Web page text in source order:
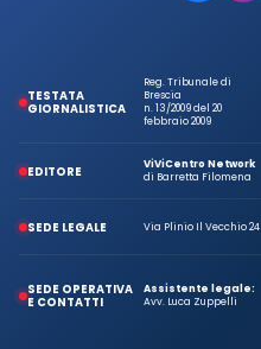
TESTATA
GIORNALISTICA
Reg. Tribunale di
Brescia
n. 13/2009 del 20
febbraio 2009
EDITORE
ViViCentro Network
di Barretta Filomena
SEDE LEGALE Via Plinio Il Vecchio 24
SEDE OPERATIVA
E CONTATTI
Assistente legale:
Avv. Luca Zuppelli